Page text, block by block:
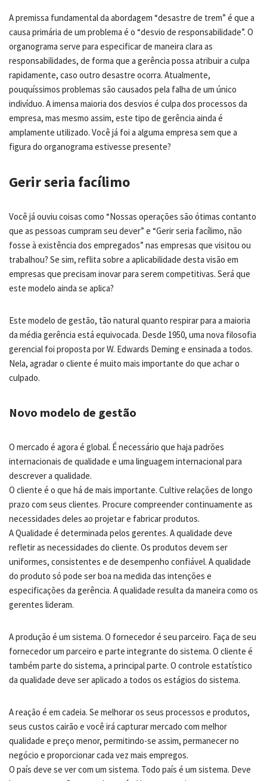
A premissa fundamental da abordagem “desastre de trem” é que a
causa primária de um problema é o “desvio de responsabilidade”. O
organograma serve para especificar de maneira clara as
responsabilidades, de forma que a gerência possa atribuir a culpa
rapidamente, caso outro desastre ocorra. Atualmente,
pouquíssimos problemas são causados pela falha de um único
indivíduo. A imensa maioria dos desvios é culpa dos processos da
empresa, mas mesmo assim, este tipo de gerência ainda é
amplamente utilizado. Você já foi a alguma empresa sem que a
figura do organograma estivesse presente?
Gerir seria facílimo
Você já ouviu coisas como “Nossas operações são ótimas contanto
que as pessoas cumpram seu dever” e “Gerir seria facílimo, não
fosse à existência dos empregados” nas empresas que visitou ou
trabalhou? Se sim, reflita sobre a aplicabilidade desta visão em
empresas que precisam inovar para serem competitivas. Será que
este modelo ainda se aplica?
Este modelo de gestão, tão natural quanto respirar para a maioria
da média gerência está equivocada. Desde 1950, uma nova filosofia
gerencial foi proposta por W. Edwards Deming e ensinada a todos.
Nela, agradar o cliente é muito mais importante do que achar o
culpado.
Novo modelo de gestão
O mercado é agora é global. É necessário que haja padrões
internacionais de qualidade e uma linguagem internacional para
descrever a qualidade.
O cliente é o que há de mais importante. Cultive relações de longo
prazo com seus clientes. Procure compreender continuamente as
necessidades deles ao projetar e fabricar produtos.
A Qualidade é determinada pelos gerentes. A qualidade deve
refletir as necessidades do cliente. Os produtos devem ser
uniformes, consistentes e de desempenho confiável. A qualidade
do produto só pode ser boa na medida das intenções e
especificações da gerência. A qualidade resulta da maneira como os
gerentes lideram.
A produção é um sistema. O fornecedor é seu parceiro. Faça de seu
fornecedor um parceiro e parte integrante do sistema. O cliente é
também parte do sistema, a principal parte. O controle estatístico
da qualidade deve ser aplicado a todos os estágios do sistema.
A reação é em cadeia. Se melhorar os seus processos e produtos,
seus custos cairão e você irá capturar mercado com melhor
qualidade e preço menor, permitindo-se assim, permanecer no
negócio e proporcionar cada vez mais empregos.
O país deve se ver com um sistema. Todo país é um sistema. Deve